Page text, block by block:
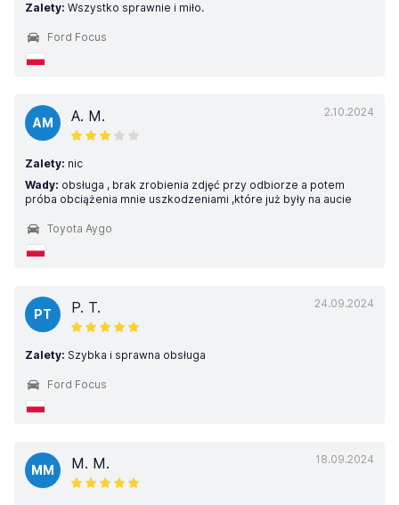
Zalety: Wszystko sprawnie i miło.
Ford Focus
2.10.2024
AM A. M.
Zalety: nic
Wady: obsługa , brak zrobienia zdjęć przy odbiorze a potem
próba obciążenia mnie uszkodzeniami ,które już były na aucie
Toyota Aygo
24.09.2024
PT P. T.
Zalety: Szybka i sprawna obsługa
Ford Focus
18.09.2024
MM M. M.